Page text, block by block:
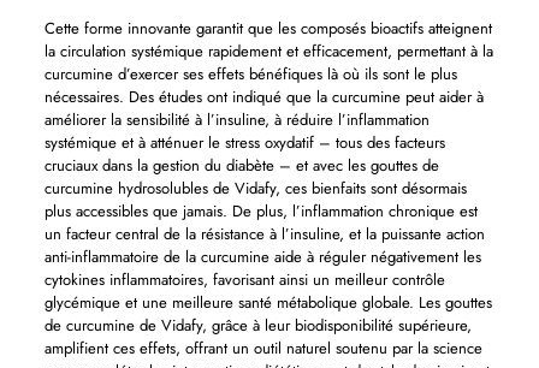
Cette forme innovante garantit que les composés bioactifs atteignent
la circulation systémique rapidement et efficacement, permettant à la
curcumine d’exercer ses effets bénéfiques là où ils sont le plus
nécessaires. Des études ont indiqué que la curcumine peut aider à
améliorer la sensibilité à l’insuline, à réduire l’inflammation
systémique et à atténuer le stress oxydatif – tous des facteurs
cruciaux dans la gestion du diabète – et avec les gouttes de
curcumine hydrosolubles de Vidafy, ces bienfaits sont désormais
plus accessibles que jamais. De plus, l’inflammation chronique est
un facteur central de la résistance à l’insuline, et la puissante action
anti-inflammatoire de la curcumine aide à réguler négativement les
cytokines inflammatoires, favorisant ainsi un meilleur contrôle
glycémique et une meilleure santé métabolique globale. Les gouttes
de curcumine de Vidafy, grâce à leur biodisponibilité supérieure,
amplifient ces effets, offrant un outil naturel soutenu par la science